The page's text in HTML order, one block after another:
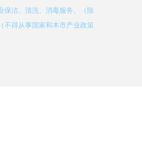
保洁、清洗、消毒服务。（除
不得从事国家和本市产业政策